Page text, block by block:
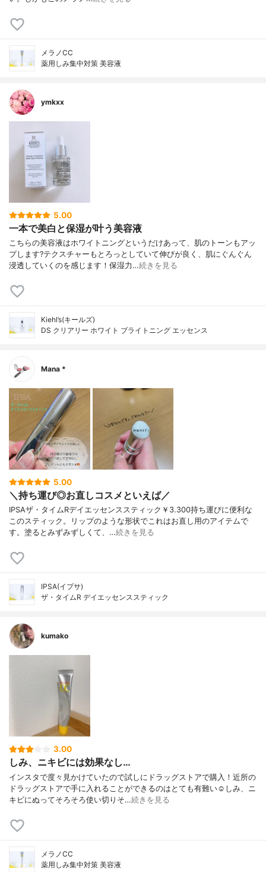
メラノCC
薬用しみ集中対策 美容液
ymkxx
5.00
一本で美白と保湿が叶う美容液
こちらの美容液はホワイトニングというだけあって、肌のトーンもアッ
プします?テクスチャーもとろっとしていて伸びが良く、肌にぐんぐん
浸透していくのを感じます！保湿力…続きを見る
Kiehl’s(キールズ)
DS クリアリー ホワイト ブライトニング エッセンス
Mana *
5.00
＼持ち運び◎お直しコスメといえば／
IPSAザ・タイムRデイエッセンススティック￥3.300持ち運びに便利な
このスティック。リップのような形状でこれはお直し用のアイテムで
す。塗るとみずみずしくて、…続きを見る
IPSA(イプサ)
ザ・タイムR デイエッセンススティック
kumako
3.00
しみ、ニキビには効果なし…
インスタで度々見かけていたので試しにドラッグストアで購入！近所の
ドラッグストアで手に入れることができるのはとても有難い☺️しみ、ニ
キビにぬってそろそろ使い切りそ…続きを見る
メラノCC
薬用しみ集中対策 美容液